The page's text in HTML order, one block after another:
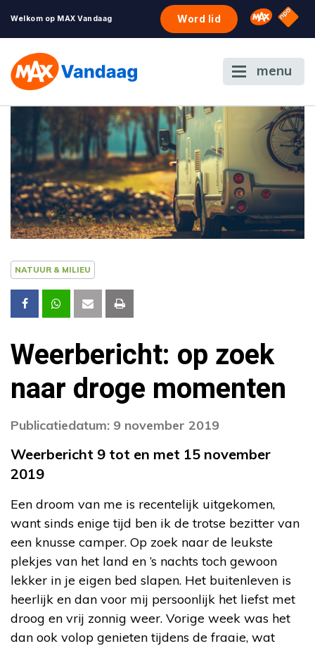
Welkom op MAX Vandaag Word lid Omroep
NPO
menu
NATUUR & MILIEU
Weerbericht: op zoek
naar droge momenten
Publicatiedatum: 9 november 2019
Weerbericht 9 tot en met 15 november
2019
Een droom van me is recentelijk uitgekomen,
want sinds enige tijd ben ik de trotse bezitter van
een knusse camper. Op zoek naar de leukste
plekjes van het land en ’s nachts toch gewoon
lekker in je eigen bed slapen. Het buitenleven is
heerlijk en dan voor mij persoonlijk het liefst met
droog en vrij zonnig weer. Vorige week was het
dan ook volop genieten tijdens de fraaie, wat